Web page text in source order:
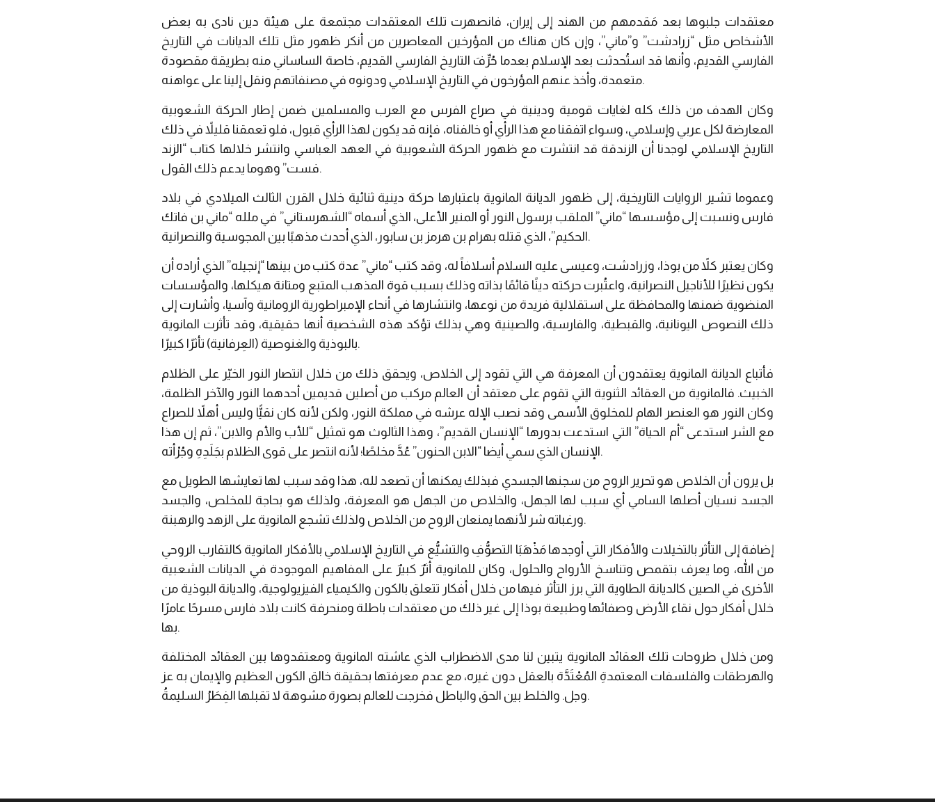
معتقدات جلبوها بعد مَقدمهم من الهند إلى إيران، فانصهرت تلك المعتقدات مجتمعة على هيئة دين نادى به بعض
الأشخاص مثل “زرادشت” و”ماني”، وإن كان هناك من المؤرخين المعاصرين من أنكر ظهور مثل تلك الديانات في التاريخ
الفارسي القديم، وأنها قد استُحدثت بعد الإسلام بعدما حُرِّفَ التاريخ الفارسي القديم، خاصة الساساني منه بطريقة مقصودة
متعمدة، وأخذ عنهم المؤرخون في التاريخ الإسلامي ودونوه في مصنفاتهم ونقل إلينا على عواهنه.
وكان الهدف من ذلك كله لغايات قومية ودينية في صراع الفرس مع العرب والمسلمين ضمن إطار الحركة الشعوبية
المعارضة لكل عربي وإسلامي، وسواء اتفقنا مع هذا الرأي أو خالفناه، فإنه قد يكون لهذا الرأي قبول، فلو تعمقنا قليلاً في ذلك
التاريخ الإسلامي لوجدنا أن الزندقة قد انتشرت مع ظهور الحركة الشعوبية في العهد العباسي وانتشر خلالها كتاب “الزند
فست” وهوما يدعم ذلك القول.
وعموما تشير الروايات التاريخية، إلى ظهور الديانة المانوية باعتبارها حركة دينية ثنائية خلال القرن الثالث الميلادي في بلاد
فارس ونسبت إلى مؤسسها “ماني” الملقب برسول النور أو المنير الأعلى، الذي أسماه “الشهرستاني” في ملله “ماني بن فاتك
الحكيم”، الذي قتله بهرام بن هرمز بن سابور، الذي أحدث مذهبًا بين المجوسية والنصرانية.
وكان يعتبر كلاً من بوذا، وزرادشت، وعيسى عليه السلام أسلافاً له، وقد كتب “ماني” عدة كتب من بينها “إنجيله” الذي أراده أن
يكون نظيرًا للأناجيل النصرانية، واعتُبرت حركته دينًا قائمًا بذاته وذلك بسبب قوة المذهب المتبع ومتانة هيكلها، والمؤسسات
المنضوية ضمنها والمحافظة على استقلالية فريدة من نوعها، وانتشارها في أنحاء الإمبراطورية الرومانية وآسيا، وأشارت إلى
ذلك النصوص اليونانية، والقبطية، والفارسية، والصينية وهي بذلك تؤكد هذه الشخصية أنها حقيقية، وقد تأثرت المانوية
بالبوذية والغنوصية (العِرفانية) تأثرًا كبيرًا.
فأتباع الديانة المانوية يعتقدون أن المعرفة هي التي تقود إلى الخلاص، ويحقق ذلك من خلال انتصار النور الخيّر على الظلام
الخبيث. فالمانوية من العقائد الثنوية التي تقوم على معتقد أن العالم مركب من أصلين قديمين أحدهما النور والآخر الظلمة،
وكان النور هو العنصر الهام للمخلوق الأسمى وقد نصب الإله عرشه في مملكة النور، ولكن لأنه كان نقيًّا وليس أهلاً للصراع
مع الشر استدعى “أم الحياة” التي استدعت بدورها “الإنسان القديم”، وهذا الثالوث هو تمثيل “للأب والأم والابن”، ثم إن هذا
الإنسان الذي سمي أيضا “الابن الحنون” عُدَّ مخلصًا؛ لأنه انتصر على قوى الظلام بجَلَدِهِ وجُرْأته.
بل يرون أن الخلاص هو تحرير الروح من سجنها الجسدي فبذلك يمكنها أن تصعد لله، هذا وقد سبب لها تعايشها الطويل مع
الجسد نسيان أصلها السامي أي سبب لها الجهل، والخلاص من الجهل هو المعرفة، ولذلك هو بحاجة للمخلص، والجسد
ورغباته شر لأنهما يمنعان الروح من الخلاص ولذلك تشجع المانوية على الزهد والرهبنة.
إضافة إلى التأثر بالتخيلات والأفكار التي أوجدها مَذْهَبَا التصوُّفِ والتشيُّع في التاريخ الإسلامي بالأفكار المانوية كالتقارب الروحي
من الله، وما يعرف بتقمص وتناسخ الأرواح والحلول، وكان للمانوية أثرٌ كبيرٌ على المفاهيم الموجودة في الديانات الشعبية
الأخرى في الصين كالديانة الطاوية التي برز التأثر فيها من خلال أفكار تتعلق بالكون والكيمياء الفيزيولوجية، والديانة البوذية من
خلال أفكار حول نقاء الأرض وصفائها وطبيعة بوذا إلى غير ذلك من معتقدات باطلة ومنحرفة كانت بلاد فارس مسرحًا عامرًا
بها.
ومن خلال طروحات تلك العقائد المانوية يتبين لنا مدى الاضطراب الذي عاشته المانوية ومعتقدوها بين العقائد المختلفة
والهرطقات والفلسفات المعتمدةِ المُعْتَدَّة بالعقل دون غيره، مع عدم معرفتها بحقيقة خالق الكون العظيم والإيمان به عز
وجل. والخلط بين الحق والباطل فخرجت للعالم بصورة مشوهة لا تقبلها الفِطَرُ السليمةُ.